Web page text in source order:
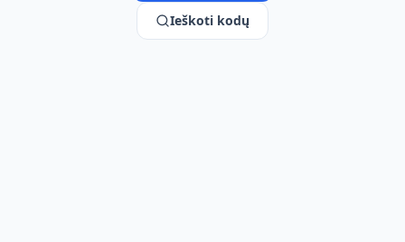
Ieškoti kodų